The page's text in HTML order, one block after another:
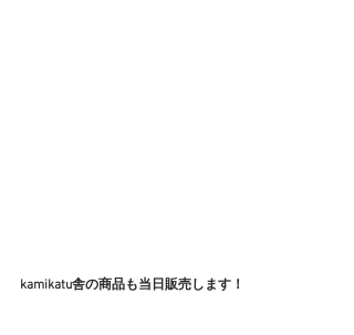
kamikatu舎の商品も当日販売します！